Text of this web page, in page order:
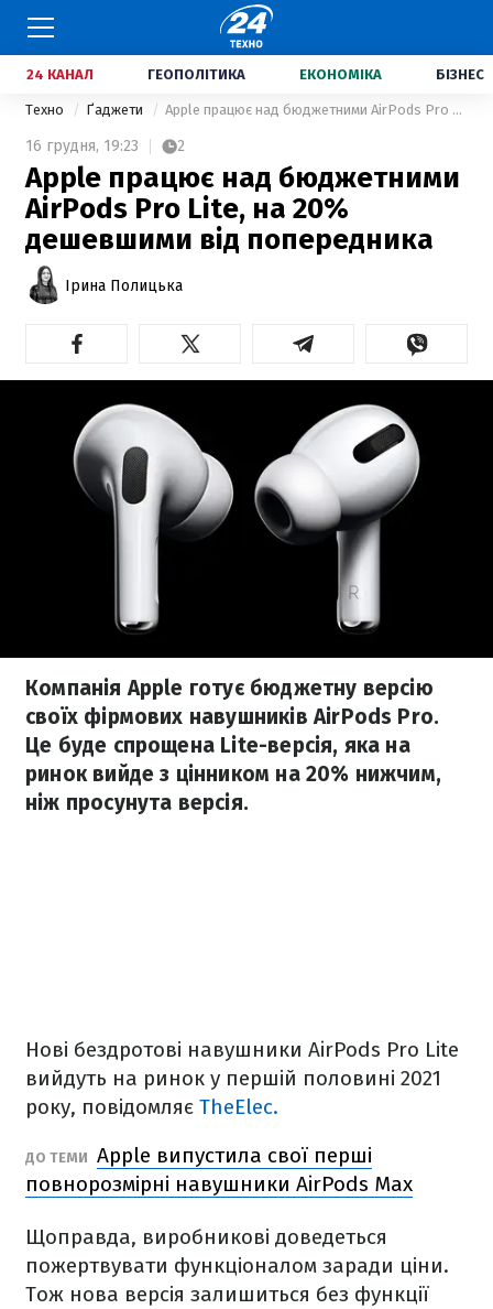
24 КАНАЛ ГЕОПОЛІТИКА ЕКОНОМІКА БІЗНЕС
Техно Ґаджети Apple працює над бюджетними AirPods Pro Lite, на 20% дешевшими від попередника
16 грудня, 19:23 2
Apple працює над бюджетними
AirPods Pro Lite, на 20%
дешевшими від попередника
Ірина Полицька
Компанія Apple готує бюджетну версію
своїх фірмових навушників AirPods Pro.
Це буде спрощена Lite-версія, яка на
ринок вийде з цінником на 20% нижчим,
ніж просунута версія.
Нові бездротові навушники AirPods Pro Lite
вийдуть на ринок у першій половині 2021
року, повідомляє TheElec.
ДО ТЕМИ Apple випустила свої перші
повнорозмірні навушники AirPods Max
Щоправда, виробникові доведеться
пожертвувати функціоналом заради ціни.
Тож нова версія залишиться без функції